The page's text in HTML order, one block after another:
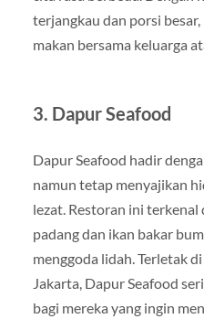
terjangkau dan porsi
makan bersama keluarga
3. Dapur Seafood
Dapur Seafood hadir
namun tetap menyajikan
lezat. Restoran ini terkenal
padang dan ikan bakar
menggoda lidah. Terletak
Jakarta, Dapur Seafood
bagi mereka yang ingin